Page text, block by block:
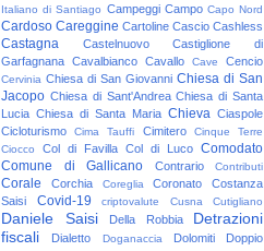
Italiano di Santiago Campeggi Campo Capo Nord
Cardoso Careggine Cartoline Cascio Cashless
Castagna Castelnuovo
Castiglione di
Garfagnana Cavalbianco Cavallo Cave Cencio
Cervinia Chiesa di San Giovanni Chiesa di San
Jacopo Chiesa di Sant'Andrea Chiesa di Santa
Lucia Chiesa di Santa Maria Chieva Ciaspole
Cicloturismo
Cima Tauffi Cimitero
Cinque Terre
Ciocco
Col di Favilla Col di Luco Comodato
Comune di Gallicano
Contrario Contributi
Corale Corchia Coreglia Coronato
Costanza
Saisi
Covid-19 criptovalute Cusna Cutigliano
Daniele Saisi Della Robbia
Detrazioni
fiscali
Dialetto Doganaccia Dolomiti
Doppio